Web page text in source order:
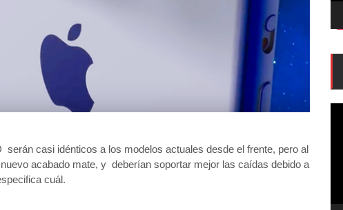
casi idénticos a los modelos actuales desde el frente, pero al
acabado mate, y deberían soportar mejor las caídas debido a
cuál.